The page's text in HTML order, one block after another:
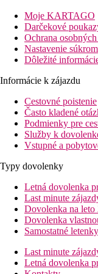
pláž: 200 m
letisko: 116
centrum: 4
nákupné
Dvojposteľová
telefón
TV/sat.
kúpeľňa/WC
trezor (za
Ostatné typy izieb
Rodinná
Popis hotela
hlavná
niekoľko
Moje KARTAGO
Darčekové
Ochrana
Nastavenie
Dôležité
Informácie k zájazdu
Cestovné poistenie
Často kladené
Podmienky pre
Služby k
Vstupné a
Typy dovolenky
Letná dovolenka
Last minute
Dovolenka na leto
Dovolenka
Samostatné letenky
Last minute
Letná dovolenka